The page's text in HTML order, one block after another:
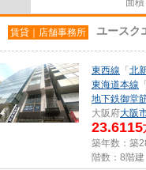
面
賃貸｜店舗事務所 ユースク
東西線 「 北
東海道本線 「
地下鉄御堂
大阪府大阪
23.6115
築年数：築
階数：8階建